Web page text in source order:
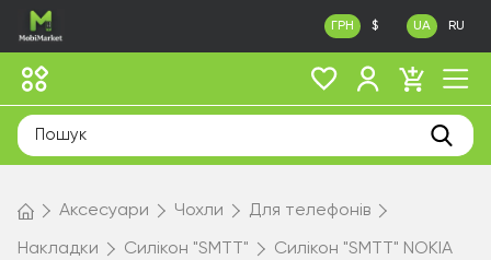
ГРН $ UA RU
Аксесуари Чохли Для телефонів
Накладки Силікон "SMTT" Силікон "SMTT" NOKIA